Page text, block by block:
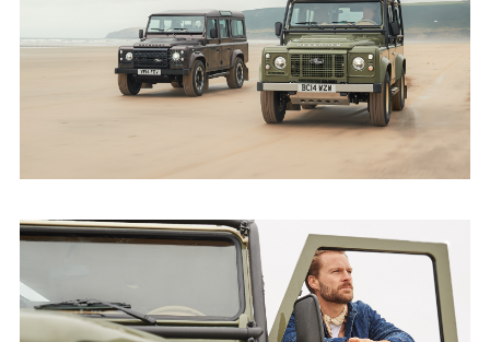
CLASSIC DEFENDER V8 BY WORKS
BESPOKE - IMMAGINI
SCARICARE